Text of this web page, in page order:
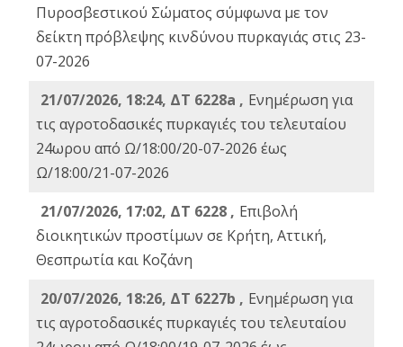
Πυροσβεστικού Σώματος σύμφωνα με τον
δείκτη πρόβλεψης κινδύνου πυρκαγιάς στις 23-
07-2026
21/07/2026, 18:24, ΔΤ 6228a , Ενημέρωση για
τις αγροτοδασικές πυρκαγιές του τελευταίου
24ωρου από Ω/18:00/20-07-2026 έως
Ω/18:00/21-07-2026
21/07/2026, 17:02, ΔΤ 6228 , Επιβολή
διοικητικών προστίμων σε Κρήτη, Αττική,
Θεσπρωτία και Κοζάνη
20/07/2026, 18:26, ΔΤ 6227b , Ενημέρωση για
τις αγροτοδασικές πυρκαγιές του τελευταίου